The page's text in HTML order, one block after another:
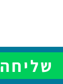
שליחה